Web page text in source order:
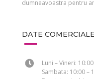
dumneavoastra pentru
DATE COMERCIALE
Luni – Vineri:
Sambata: 10:00 –